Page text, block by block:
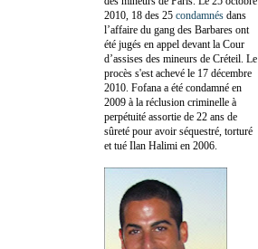
2010, 18 des 25 condamnés dans
l’affaire du gang des Barbares ont
été jugés en appel devant la Cour
d’assises des mineurs de Créteil. Le
procès s'est achevé le 17 décembre
2010. Fofana a été condamné en
2009 à la réclusion criminelle à
perpétuité assortie de 22 ans de
sûreté pour avoir séquestré, torturé
et tué Ilan Halimi en 2006.